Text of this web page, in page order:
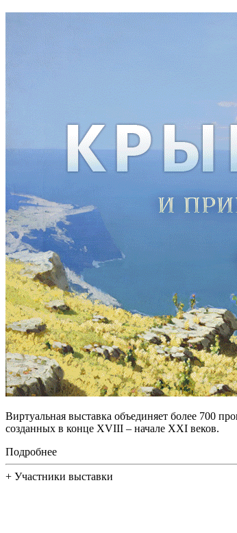
Виртуальная выставка объединяет более 700
созданных в конце XVIII – начале XXI веков.
Подробнее
+ Участники выставки